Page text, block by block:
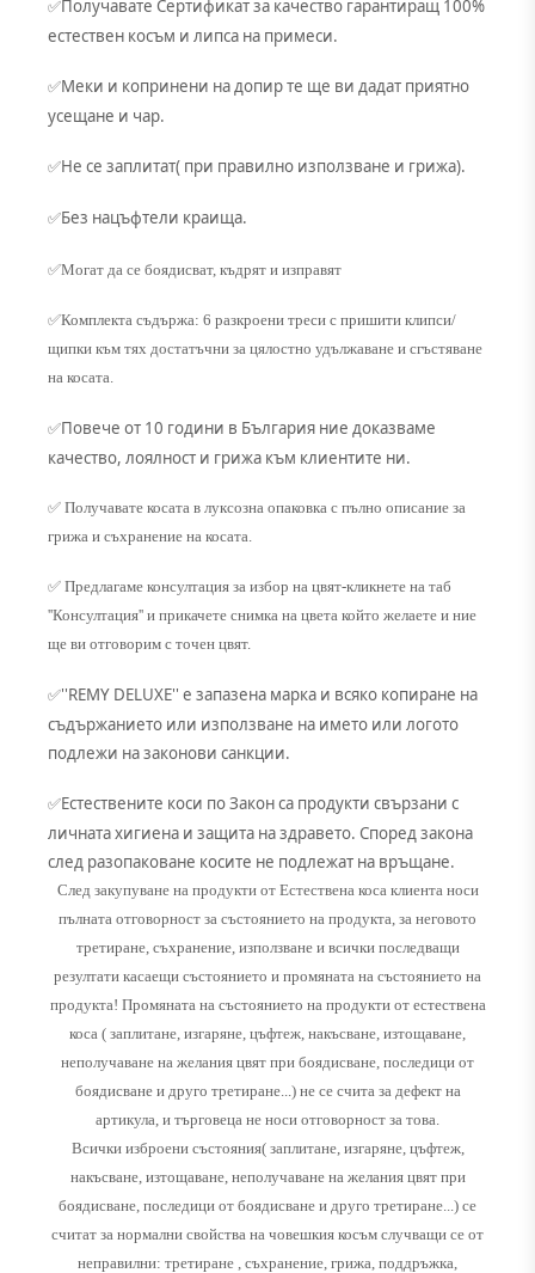
✅Получавате Сертификат за качество гарантиращ 100%
естествен косъм и липса на примеси.
✅Меки и копринени на допир те ще ви дадат приятно
усещане и чар.
✅Не се заплитат( при правилно използване и грижа).
✅Без нацъфтели краища.
✅Могат да се боядисват, къдрят и изправят
✅Комплекта съдържа: 6 разкроени треси с пришити клипси/
щипки към тях достатъчни за цялостно удължаване и сгъстяване
на косата.
✅Повече от 10 години в България ние доказваме
качество, лоялност и грижа към клиентите ни.
✅ Получавате косата в луксозна опаковка с пълно описание за
грижа и съхранение на косата.
✅ Предлагаме консултация за избор на цвят-кликнете на таб
''Консултация'' и прикачете снимка на цвета който желаете и ние
ще ви отговорим с точен цвят.
✅''REMY DELUXE'' е запазена марка и всяко копиране на
съдържанието или използване на името или логото
подлежи на законови санкции.
✅Естествените коси по Закон са продукти свързани с
личната хигиена и защита на здравето. Според закона
след разопаковане косите не подлежат на връщане.
След закупуване на продукти от Естествена коса клиента носи
пълната отговорност за състоянието на продукта, за неговото
третиране, съхранение, използване и всички последващи
резултати касаещи състоянието и промяната на състоянието на
продукта! Промяната на състоянието на продукти от естествена
коса ( заплитане, изгаряне, цъфтеж, накъсване, изтощаване,
неполучаване на желания цвят при боядисване, последици от
боядисване и друго третиране...) не се счита за дефект на
артикула, и търговеца не носи отговорност за това.
Всички изброени състояния( заплитане, изгаряне, цъфтеж,
накъсване, изтощаване, неполучаване на желания цвят при
боядисване, последици от боядисване и друго третиране...) се
считат за нормални свойства на човешкия косъм случващи се от
неправилни: третиране , съхранение, грижа, поддръжка,